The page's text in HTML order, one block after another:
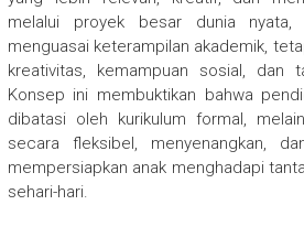
melalui proyek besar dunia nyata,
menguasai keterampilan akademik,
kreativitas, kemampuan sosial, dan
Konsep ini membuktikan bahwa
dibatasi oleh kurikulum formal,
secara fleksibel, menyenangkan,
mempersiapkan anak menghadapi
sehari-hari.